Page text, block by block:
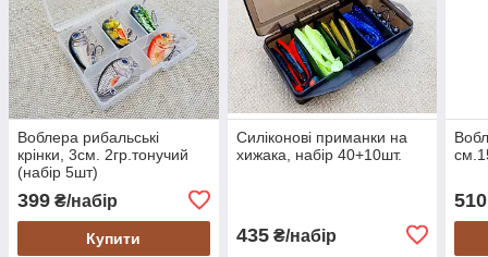
Воблера рибальські
крінки, 3см. 2гр.тонучий
(набір 5шт)
399 ₴/набір
Купити
Силіконові приманки на
хижака, набір 40+10шт.
435₴/набір
510